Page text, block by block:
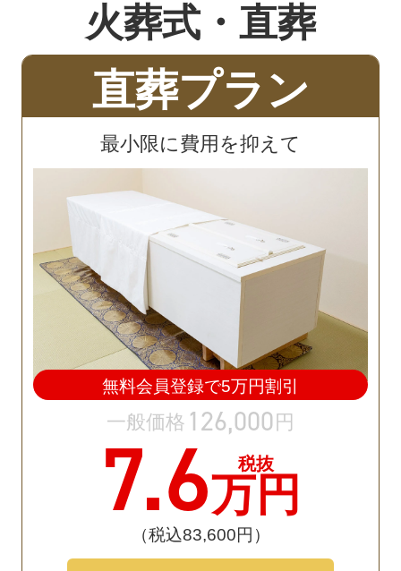
火葬式・直葬
直葬プラン
最小限に費用を抑えて
無料会員登録で5万円割引
一般価格 126,000 円
7.6万円
税抜
（税込83,600円）